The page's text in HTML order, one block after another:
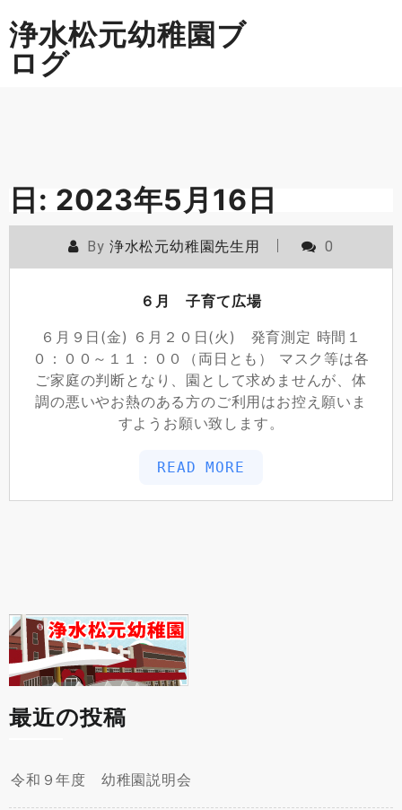
to
content
浄水松元幼稚園ブ
ログ
日: 2023年5月16日
By 浄水松元幼稚園先生用 0
６月 子育て広場
６月９日(金) ６月２０日(火) 発育測定 時間１
０：００～１１：００（両日とも） マスク等は各
ご家庭の判断となり、園として求めませんが、体
調の悪いやお熱のある方のご利用はお控え願いま
すようお願い致します。
READ MORE
最近の投稿
令和９年度 幼稚園説明会